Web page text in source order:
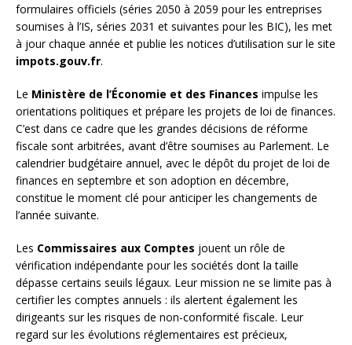
formulaires officiels (séries 2050 à 2059 pour les entreprises
soumises à l’IS, séries 2031 et suivantes pour les BIC), les met
à jour chaque année et publie les notices d’utilisation sur le site
impots.gouv.fr.
Le Ministère de l’Économie et des Finances impulse les
orientations politiques et prépare les projets de loi de finances.
C’est dans ce cadre que les grandes décisions de réforme
fiscale sont arbitrées, avant d’être soumises au Parlement. Le
calendrier budgétaire annuel, avec le dépôt du projet de loi de
finances en septembre et son adoption en décembre,
constitue le moment clé pour anticiper les changements de
l’année suivante.
Les Commissaires aux Comptes jouent un rôle de
vérification indépendante pour les sociétés dont la taille
dépasse certains seuils légaux. Leur mission ne se limite pas à
certifier les comptes annuels : ils alertent également les
dirigeants sur les risques de non-conformité fiscale. Leur
regard sur les évolutions réglementaires est précieux,